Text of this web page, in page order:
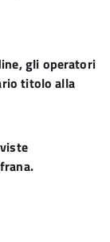
gli operatori
titolo alla